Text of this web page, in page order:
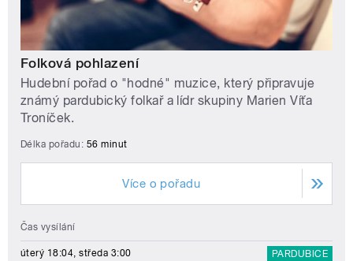
Folková pohlazení
Hudební pořad o "hodné" muzice, který připravuje
známý pardubický folkař a lídr skupiny Marien Víťa
Troníček.
Délka pořadu: 56 minut
Více o pořadu
Čas vysílání
úterý 18:04, středa 3:00 PARDUBICE